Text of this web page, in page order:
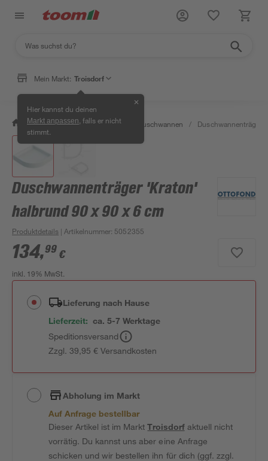
Mein Markt: Troisdorf
Hier kannst du deinen
Markt anpassen , falls er nicht
stimmt.
✕
/ Bad & Sanitär / Duschen Duschwannen / Duschwannenträger
Duschwannenträger 'Kraton'
halbrund 90 x 90 x 6 cm
Produktdetails | Artikelnummer: 5052355
134,99 €
inkl. 19% MwSt.
Lieferung nach Hause
Lieferzeit: ca. 5-7 Werktage
Speditionsversand
Zzgl. 39,95 € Versandkosten
Abholung im Markt
Auf Anfrage bestellbar
Dieser Artikel ist im MarktTroisdorfaktuell nicht
vorrätig. Du kannst uns aber eine Anfrage
schicken und wir bestellen ihn für dich (ggf. zzgl.